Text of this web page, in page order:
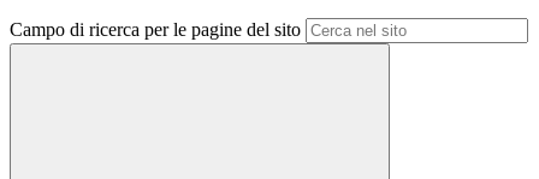
Campo di ricerca per le pagine del sito